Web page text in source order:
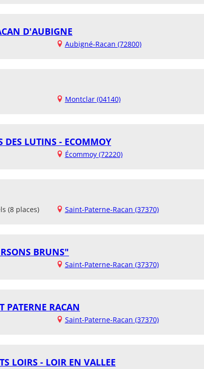
D'AUBIGNE
Aubigné-Racan (72800)
Montclar (04140)
DES LUTINS - ECOMMOY
Écommoy (72220)
(8 places) Saint-Paterne-Racan (37370)
BRUNS"
Saint-Paterne-Racan (37370)
PATERNE RACAN
Saint-Paterne-Racan (37370)
LOIRS - LOIR EN VALLEE